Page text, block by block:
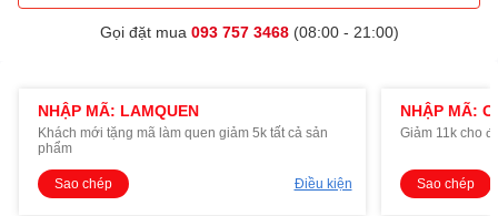
Gọi đặt mua 093 757 3468(08:00 - 21:00)
NHẬP MÃ: LAMQUEN
Khách mới tặng mã làm quen giảm 5k tất cả sản
phẩm
Sao chép Điều kiện
NHẬP MÃ:
Giảm 11k cho
Sao chép